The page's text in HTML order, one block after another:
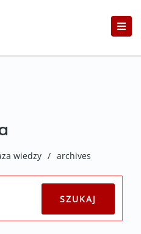
wiedzy / archives